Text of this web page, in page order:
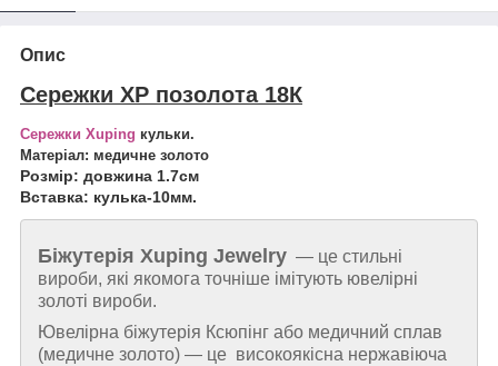
Опис
Сережки ХР позолота 18К
Сережки Xuping кульки.
Матеріал: медичне золото
Розмір: довжина 1.7см
Вставка: кулька-10мм.
Біжутерія Xuping Jewelry — це стильні
вироби, які якомога точніше імітують ювелірні
золоті вироби.
Ювелірна біжутерія Ксюпінг або медичний сплав
(медичне золото) — це високоякісна нержавіюча